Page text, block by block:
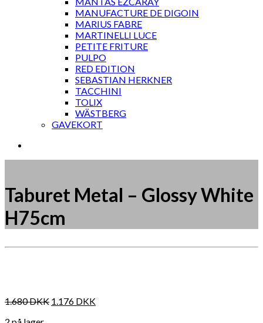
MANUFACTURE DE DIGOIN
MARIUS FABRE
MARTINELLI LUCE
PETITE FRITURE
PULPO
RED EDITION
SEBASTIAN HERKNER
TACCHINI
TOLIX
WÄSTBERG
GAVEKORT
Taburet Metal – Glossy White
H75cm
1.680DKK 1.176 DKK